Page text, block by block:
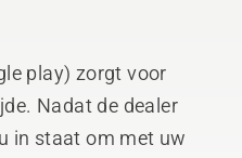
play) zorgt voor
Nadat de dealer